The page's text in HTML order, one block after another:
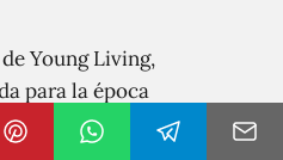
Young Living,
para la época
combinación de